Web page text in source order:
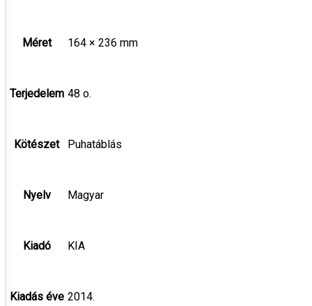
Méret 164 × 236 mm
Terjedelem 48 o.
Kötészet Puhatáblás
Nyelv Magyar
Kiadó KIA
Kiadás éve 2014.